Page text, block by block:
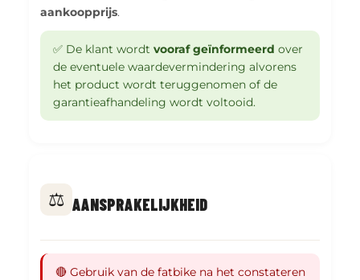
aankoopprijs.
✅ De klant wordt vooraf geïnformeerd over
de eventuele waardevermindering alvorens
het product wordt teruggenomen of de
garantieafhandeling wordt voltooid.
⚖️ AANSPRAKELIJKHEID
🔴 Gebruik van de fatbike na het constateren